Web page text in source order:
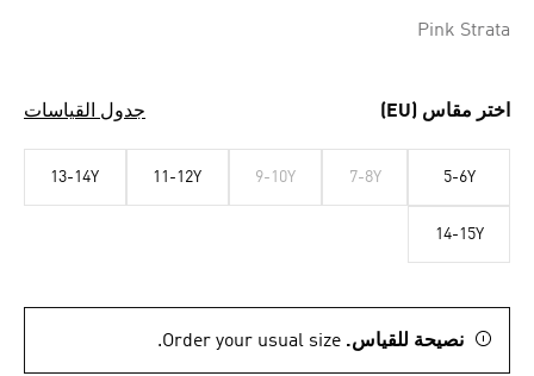
Pink Strata
اختر مقاس (EU) جدول القياسات
5-6Y
7-8Y
9-10Y
11-12Y
13-14Y
14-15Y
نصيحة للقياس. Order your usual size.